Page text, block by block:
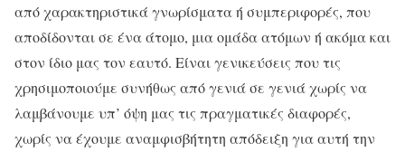
από χαρακτηριστικά γνωρίσματα ή συμπεριφορές, που
αποδίδονται σε ένα άτομο, μια ομάδα ατόμων ή ακόμα και
στον ίδιο μας τον εαυτό. Είναι γενικεύσεις που τις
χρησιμοποιούμε συνήθως από γενιά σε γενιά χωρίς να
λαμβάνουμε υπ’ όψη μας τις πραγματικές διαφορές,
χωρίς να έχουμε αναμφισβήτητη απόδειξη για αυτή την